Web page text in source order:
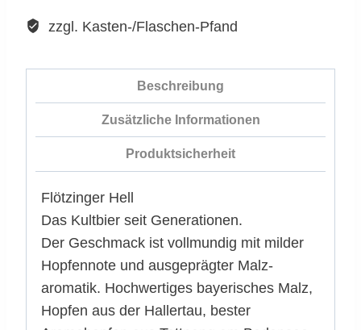
zzgl. Kasten-/Flaschen-Pfand
Beschreibung
Zusätzliche Informationen
Produktsicherheit
Flötzinger Hell
Das Kultbier seit Generationen.
Der Geschmack ist vollmundig mit milder
Hopfennote und ausgeprägter Malz-
aromatik. Hochwertiges bayerisches Malz,
Hopfen aus der Hallertau, bester